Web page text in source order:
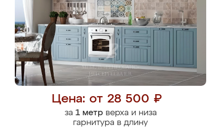
Цена: от 28 500 ₽
за 1 метрверха и низа
гарнитура в длину